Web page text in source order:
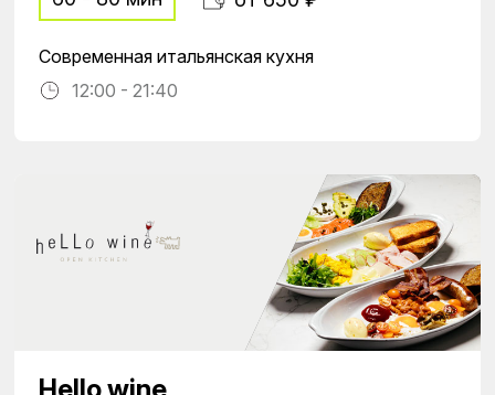
Современная итальянская кухня
12:00 - 21:40